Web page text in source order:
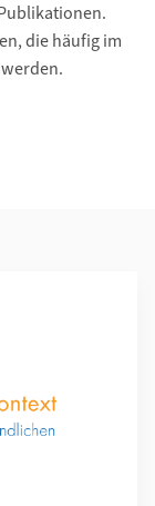
die häufig im